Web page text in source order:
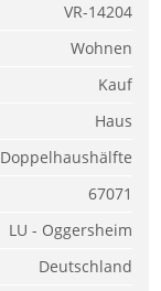
VR-14204
Wohnen
Kauf
Haus
Doppelhaushälfte
67071
LU - Oggersheim
Deutschland